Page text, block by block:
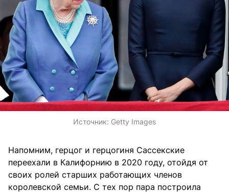
Источник: Getty Images
Напомним, герцог и герцогиня Сассекские
переехали в Калифорнию в 2020 году, отойдя от
своих ролей старших работающих членов
королевской семьи. С тех пор пара построила